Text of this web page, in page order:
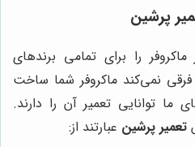
پرشین
را برای تمامی برندهای
فرقی نمی‌کند ماکروفر شما ساخت
توانایی تعمیر آن را دارند.
تعمیر پرشین عبارتند از: